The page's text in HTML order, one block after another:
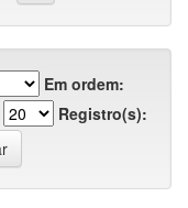
Em ordem:
Registro(s):